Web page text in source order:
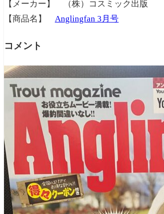
【メーカー】 （株）コスミック出版
【商品名】 Anglingfan 3月号
コメント